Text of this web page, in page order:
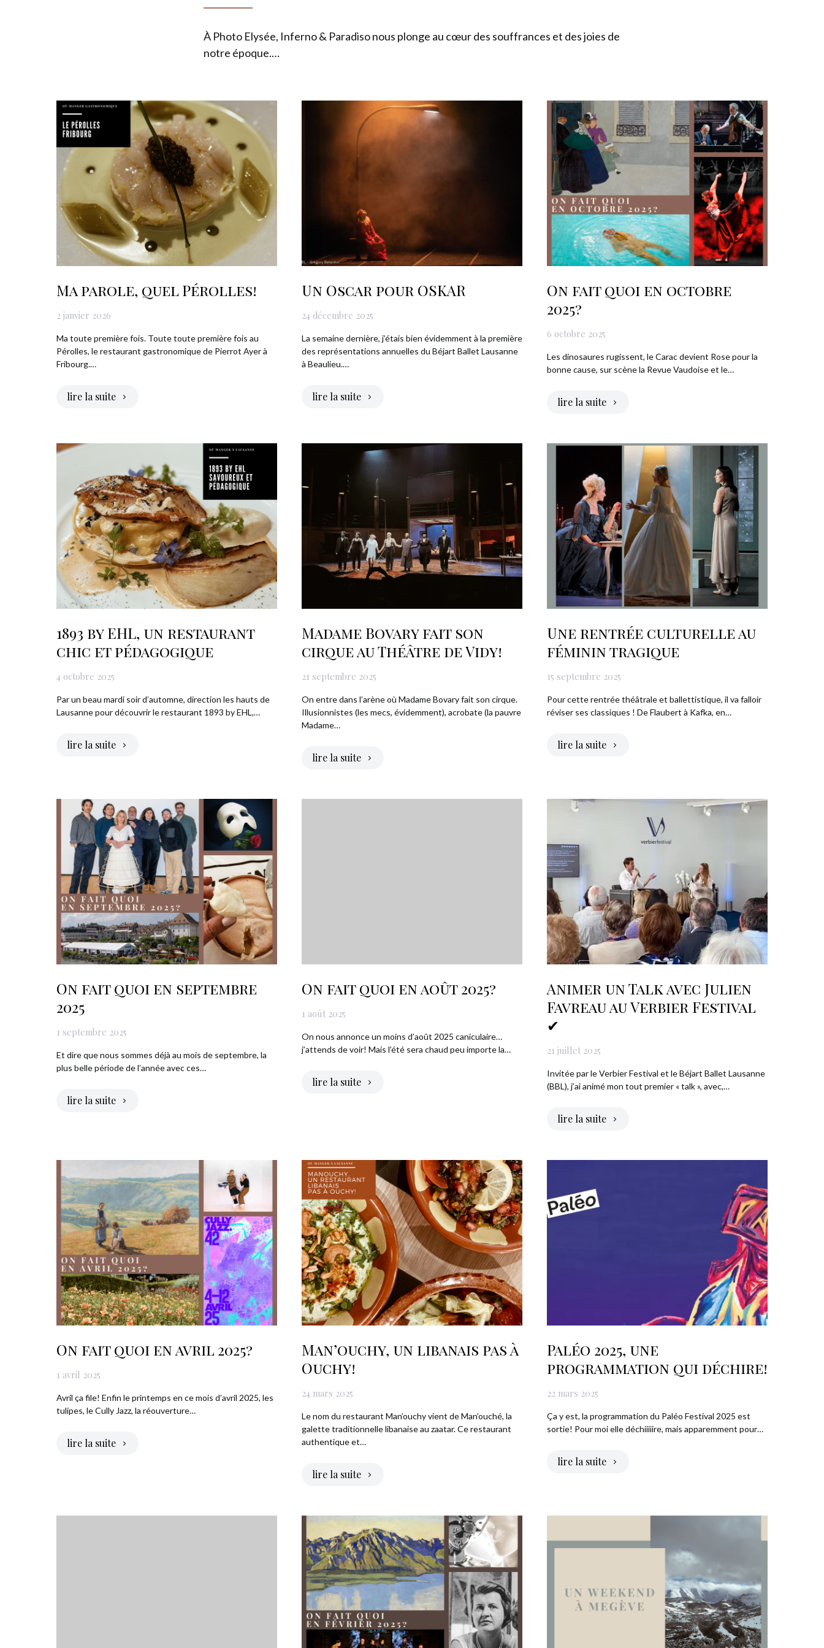
À Photo Elysée, Inferno & Paradiso nous plonge au cœur des souffrances et des joies de
notre époque.…
Ma parole, quel Pérolles!
2 janvier 2026
Ma toute première fois. Toute toute première fois au
Pérolles, le restaurant gastronomique de Pierrot Ayer à
Fribourg.…
lire la suite
Un Oscar pour OSKAR
24 décembre 2025
La semaine dernière, j’étais bien évidemment à la première
des représentations annuelles du Béjart Ballet Lausanne
à Beaulieu.…
lire la suite
On fait quoi en octobre
2025?
6 octobre 2025
Les dinosaures rugissent, le Carac devient Rose pour la
bonne cause, sur scène la Revue Vaudoise et le…
lire la suite
1893 by EHL, un restaurant
chic et pédagogique
4 octobre 2025
Par un beau mardi soir d’automne, direction les hauts de
Lausanne pour découvrir le restaurant 1893 by EHL,…
lire la suite
Madame Bovary fait son
cirque au Théâtre de Vidy!
21 septembre 2025
On entre dans l’arène où Madame Bovary fait son cirque.
Illusionnistes (les mecs, évidemment), acrobate (la pauvre
Madame…
lire la suite
Une rentrée culturelle au
féminin tragique
15 septembre 2025
Pour cette rentrée théâtrale et ballettistique, il va falloir
réviser ses classiques ! De Flaubert à Kafka, en…
lire la suite
On fait quoi en septembre
2025
1 septembre 2025
Et dire que nous sommes déjà au mois de septembre, la
plus belle période de l’année avec ces…
lire la suite
On fait quoi en août 2025?
1 août 2025
On nous annonce un moins d’août 2025 caniculaire…
j’attends de voir! Mais l’été sera chaud peu importe la…
lire la suite
Animer un Talk avec Julien
Favreau au Verbier Festival
✔
21 juillet 2025
Invitée par le Verbier Festival et le Béjart Ballet Lausanne
(BBL), j’ai animé mon tout premier « talk », avec,…
lire la suite
On fait quoi en avril 2025?
1 avril 2025
Avril ça file! Enfin le printemps en ce mois d’avril 2025, les
tulipes, le Cully Jazz, la réouverture…
lire la suite
Man’ouchy, un libanais pas à
Ouchy!
24 mars 2025
Le nom du restaurant Man’ouchy vient de Man’ouché, la
galette traditionnelle libanaise au zaatar. Ce restaurant
authentique et…
lire la suite
Paléo 2025, une
programmation qui déchire!
22 mars 2025
Ça y est, la programmation du Paléo Festival 2025 est
sortie! Pour moi elle déchiiiiire, mais apparemment pour…
lire la suite